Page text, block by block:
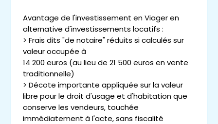
Avantage de l'investissement en Viager en
alternative d'investissements locatifs :
> Frais dits "de notaire" réduits si calculés sur
valeur occupée à
14 200 euros (au lieu de 21 500 euros en vente
traditionnelle)
> Décote importante appliquée sur la valeur
libre pour le droit d'usage et d'habitation que
conserve les vendeurs, touchée
immédiatement à l'acte, sans fiscalité